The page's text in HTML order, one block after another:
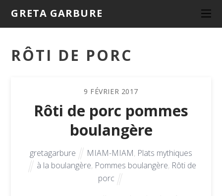
GRETA GARBURE
RÔTI DE PORC
9 FÉVRIER 2017
Rôti de porc pommes
boulangère
gretagarbure MIAM-MIAM, Plats mythiques
à la boulangère, Pommes boulangère, Rôti de
porc